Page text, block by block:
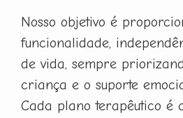
Nosso objetivo é
funcionalidade,
de vida, sempre
criança e o suporte
Cada plano terapêutico é